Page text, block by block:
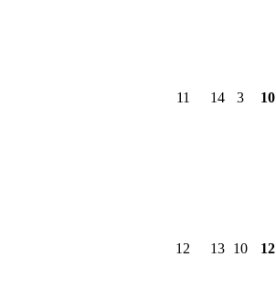
11 14 3 10
12 13 10 12